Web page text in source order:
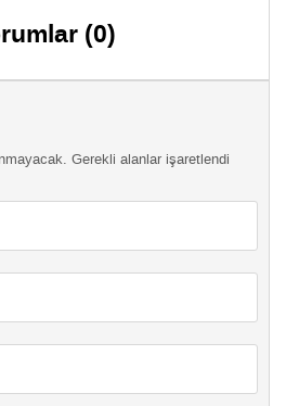
(0)
Gerekli alanlar işaretlendi